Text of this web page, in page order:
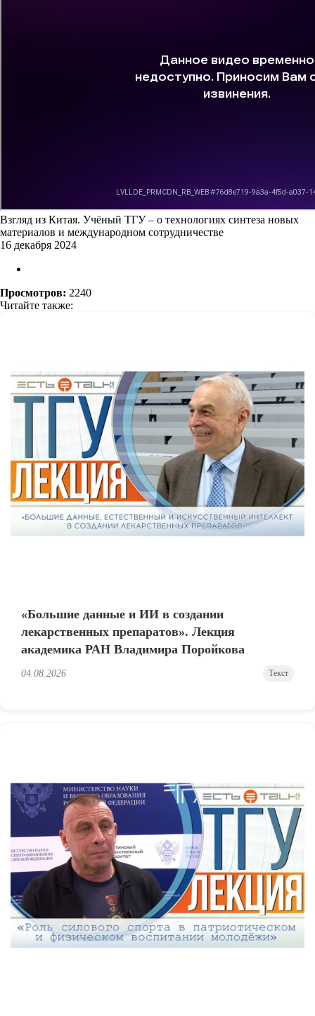
Взгляд из Китая. Учёный ТГУ – о технологиях синтеза новых
материалов и международном сотрудничестве
16 декабря 2024
Просмотров: 2240
Читайте также:
«Большие данные и ИИ в создании
лекарственных препаратов». Лекция
академика РАН Владимира Поройкова
04.08.2026 Текст